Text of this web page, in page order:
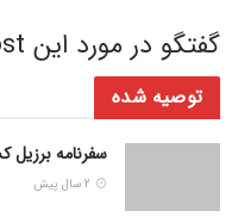
گفتگو در مورد این post
توصیه شده
سفرنامه